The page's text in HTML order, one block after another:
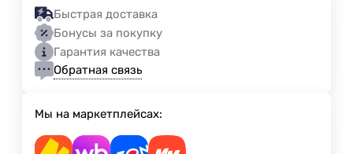
Быстрая доставка
Бонусы за покупку
Гарантия качества
Обратная связь
Мы на маркетплейсах: